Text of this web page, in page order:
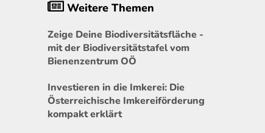
Weitere Themen
Zeige Deine Biodiversitätsfläche -
mit der Biodiversitätstafel vom
Bienenzentrum OÖ
Investieren in die Imkerei: Die
Österreichische Imkereiförderung
kompakt erklärt